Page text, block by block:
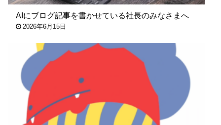
AIにブログ記事を書かせている社長のみなさまへ
2026年6月15日